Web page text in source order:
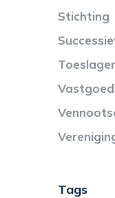
Stichting
Vastgoed
Tags